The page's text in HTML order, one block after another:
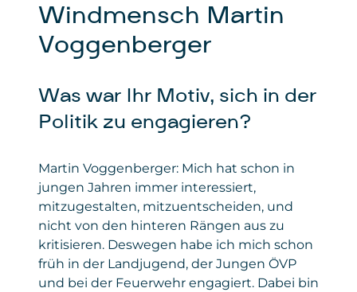
Windmensch Martin
Voggenberger
Was war Ihr Motiv, sich in der
Politik zu engagieren?
Martin Voggenberger: Mich hat schon in
jungen Jahren immer interessiert,
mitzugestalten, mitzuentscheiden, und
nicht von den hinteren Rängen aus zu
kritisieren. Deswegen habe ich mich schon
früh in der Landjugend, der Jungen ÖVP
und bei der Feuerwehr engagiert. Dabei bin